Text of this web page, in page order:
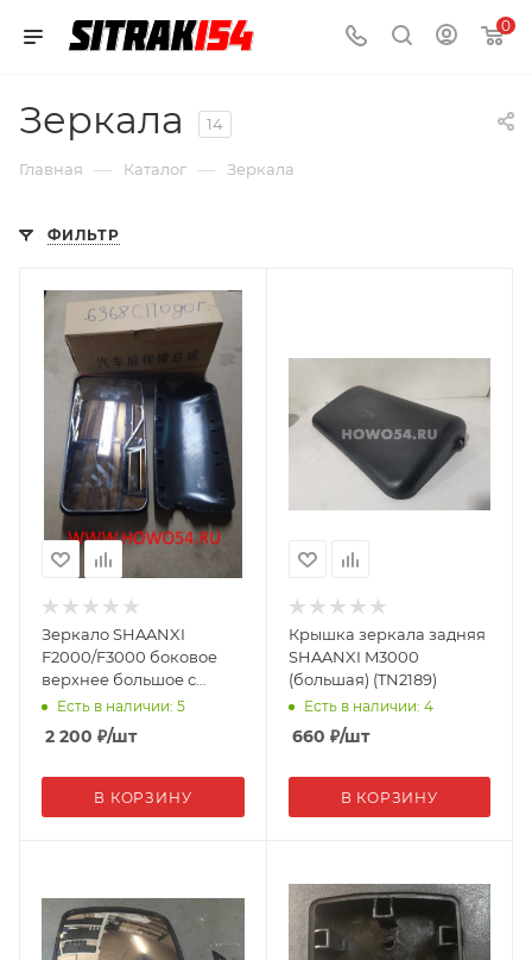
0
Зеркала 14
Главная — Каталог — Зеркала
ФИЛЬТР
Зеркало SHAANXI
F2000/F3000 боковое
верхнее большое с
подогревом
81.63730.6368 (09020)
Есть в наличии: 5
2 200 ₽/шт
В КОРЗИНУ
Крышка зеркала задняя
SHAANXI M3000
(большая) (TN2189)
Есть в наличии: 4
660 ₽/шт
В КОРЗИНУ